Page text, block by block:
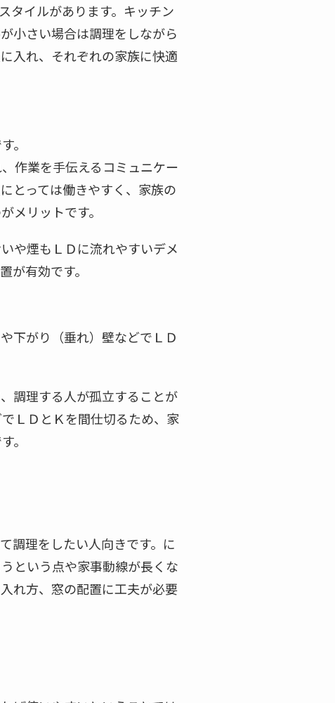
タイルがあります。キッチン
小さい場合は調理をしながら
入れ、それぞれの家族に快適
。
作業を手伝えるコミュニケー
とっては働きやすく、家族の
メリットです。
や煙もＬＤに流れやすいデメ
が有効です。
下がり（垂れ）壁などでＬＤ
調理する人が孤立することが
ＬＤとＫを間仕切るため、家
。
調理をしたい人向きです。に
という点や家事動線が長くな
れ方、窓の配置に工夫が必要